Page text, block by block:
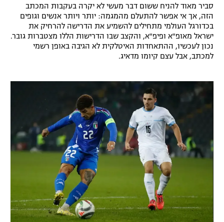
רשיון להקרנה פומבית לבית עסק
הצטרפות לחבילת הערוצים
לוח דרושים – ג'ובנט
תגיות
המגזין
סביר מאוד להניח ששום דבר מעשי לא יקרה בעקבות המכתב
הזה, אך אי אפשר להתעלם מהמגמה: יותר ויותר אנשים וגופים
בכדורגל העולמי מתחילים להשמיע את הדרישה להרחיק את
ישראל מאופ"א ופיפ"א, והקצב שבו הדרישות הללו מצטברות גובר.
נכון לעכשיו, ההתאחדות האיטלקית לא הגיבה באופן רשמי
למכתב, אבל עצם קיומו מדאיג.